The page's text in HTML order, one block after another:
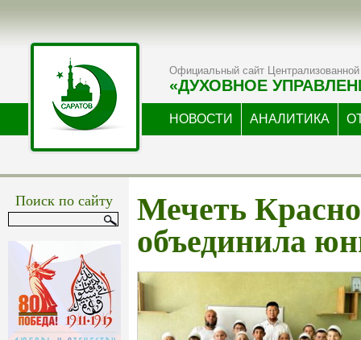
Официальный сайт Централизованной
«ДУХОВНОЕ
НОВОСТИ АНАЛИТИКА
Поиск по сайту
Мечеть
объединила